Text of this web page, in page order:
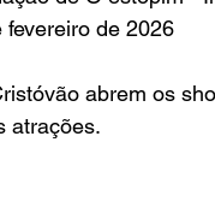
de 2026
abrem os
atrações.